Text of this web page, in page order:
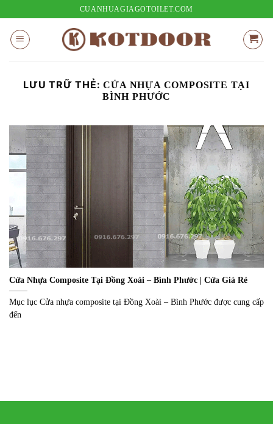
nội
dung
CUANHUAGIAGOTOILET.COM
LƯU TRỮ THẺ:CỬA NHỰA COMPOSITE TẠI
BÌNH PHƯỚC
Cửa Nhựa Composite Tại Đồng Xoài – Bình Phước | Cửa Giá Rẻ
Mục lục Cửa nhựa composite tại Đồng Xoài – Bình Phước được cung cấp
đến